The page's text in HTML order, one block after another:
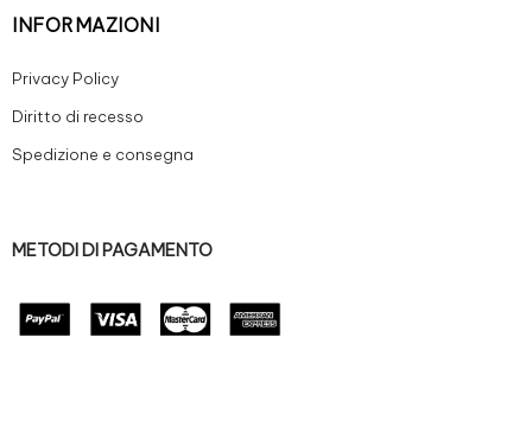
INFORMAZIONI
Privacy Policy
Diritto di recesso
Spedizione e consegna
METODI DI PAGAMENTO